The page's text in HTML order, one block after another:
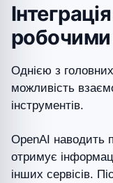
робочими
Однією з
можливість
інструментів.
OpenAI наводить
отримує
інших сервісів.